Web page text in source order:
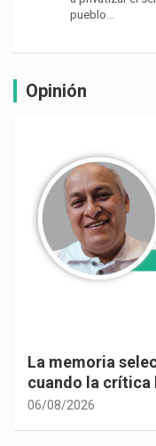
pueblo…
Opinión
La memoria
cuando la crítica
06/08/2026